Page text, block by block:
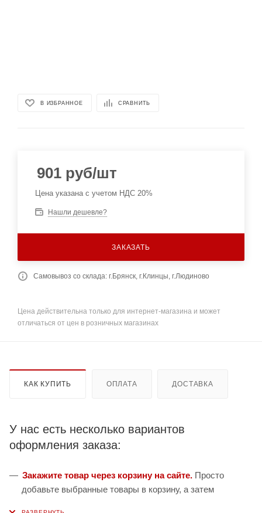
В ИЗБРАННОЕ СРАВНИТЬ
901 руб/шт
Цена указана с учетом НДС 20%
Нашли дешевле?
ЗАКАЗАТЬ
Самовывоз со склада: г.Брянск, г.Клинцы, г.Людиново
Цена действительна только для интернет-магазина и может
отличаться от цен в розничных магазинах
КАК КУПИТЬ ОПЛАТА ДОСТАВКА
У нас есть несколько вариантов
оформления заказа:
Закажите товар через корзину на сайте. Просто
добавьте выбранные товары в корзину, а затем